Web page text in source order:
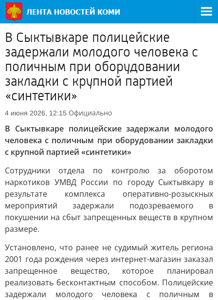
В Сыктывкаре полицейские
задержали молодого человека с
поличным при оборудовании
закладки с крупной партией
«синтетики»
4 июня 2026, 12:15 Официально
В Сыктывкаре полицейские задержали молодого
человека с поличным при оборудовании закладки
с крупной партией «синтетики»
Сотрудники отдела по контролю за оборотом
наркотиков УМВД России по городу Сыктывкару в
результате комплекса оперативно-розыскных
мероприятий задержали подозреваемого в
покушении на сбыт запрещенных веществ в крупном
размере.
Установлено, что ранее не судимый житель региона
2001 года рождения через интернет-магазин заказал
запрещенное вещество, которое планировал
реализовать бесконтактным способом. Полицейские
задержали молодого человека с поличным в